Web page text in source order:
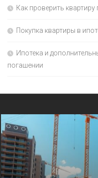
Как проверить квартиру
Покупка квартиры в
Ипотека и
погашении